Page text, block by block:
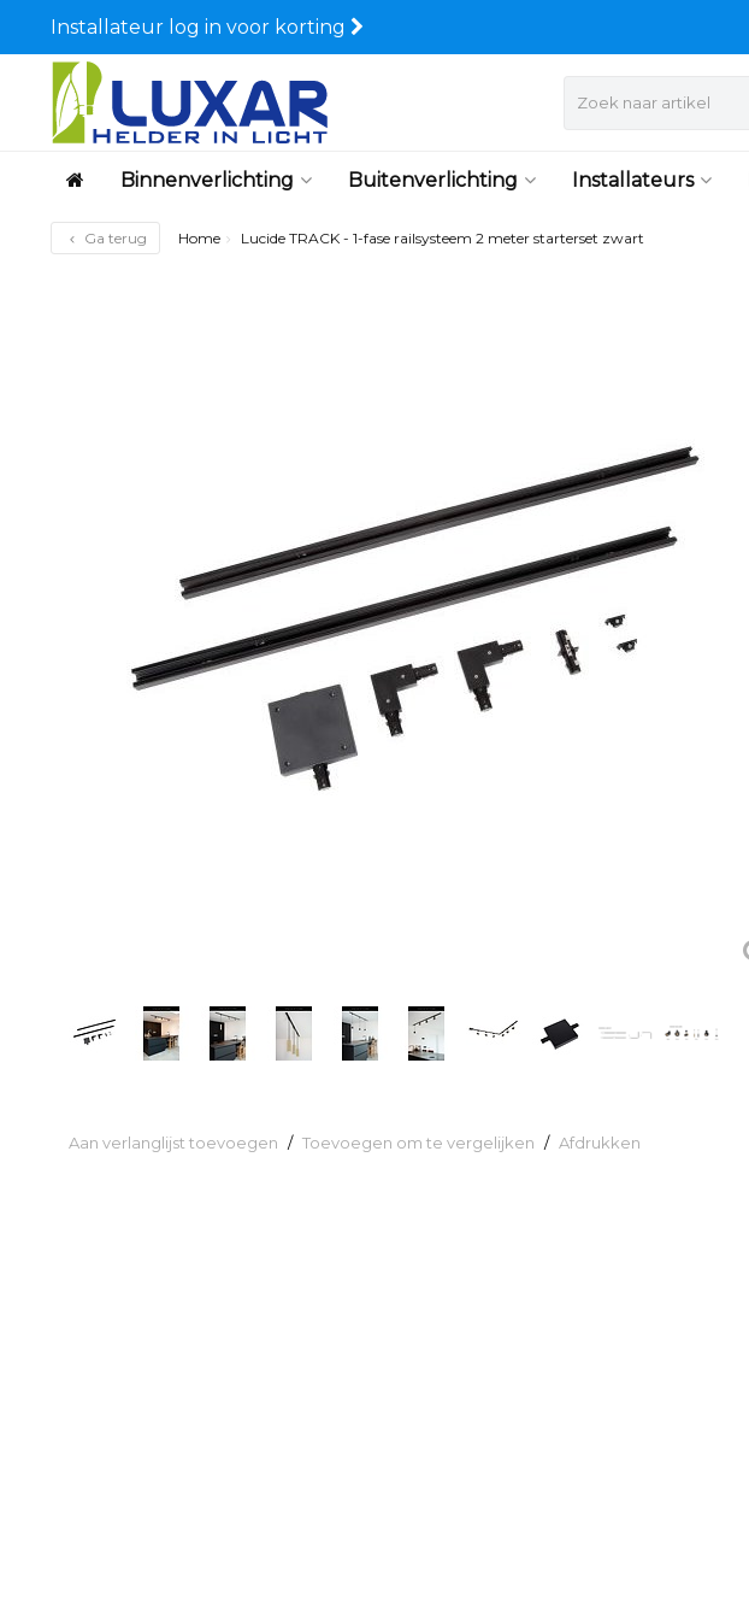
Installateur log in voor korting
Binnenverlichting Buitenverlichting Installateurs
Ga terug Home Lucide TRACK - 1-fase railsysteem 2 meter starterset zwart
Aan verlanglijst toevoegen / Toevoegen om te vergelijken / Afdrukken